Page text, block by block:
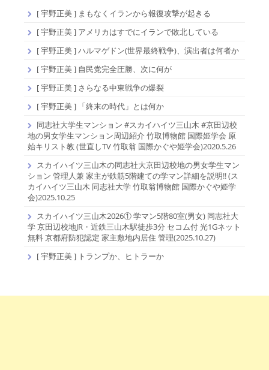
[ 宇野正美 ] まもなくイランから報復攻撃が起きる
[ 宇野正美 ] アメリカはすでにイランで敗北している
[ 宇野正美 ] ハルマゲドン(世界最終戦争)、演出者は何者か
[ 宇野正美 ] 自民党完全圧勝、次に何が
[ 宇野正美 ] さらなる中東戦争の爆裂
[ 宇野正美 ] 「終末の時代」とは何か
同志社大学生マンション #スカイハイツ三山木 #京田辺校
地の男女学生マンション周辺紹介 竹取博物館 国際姫学会 原
始キリスト教 (世直しTV 竹取翁 国際かぐや姫学会)2020.5.26
スカイハイツ三山木の同志社大京田辺校地の男女学生マン
ション 管理人兼 家主が鉄筋5階建ての学マン詳細を説明!! (ス
カイハイツ三山木 同志社大学 竹取翁博物館 国際かぐや姫学
会)2025.10.25
スカイハイツ三山木2026① 学マン5階80室(男女) 同志社大
学 京田辺校地JR・近鉄三山木駅徒歩3分 セコム付 光1Gネット
無料 京都府防犯認定 家主敷地内居住 管理(2025.10.27)
[ 宇野正美 ] トランプか、ヒトラーか